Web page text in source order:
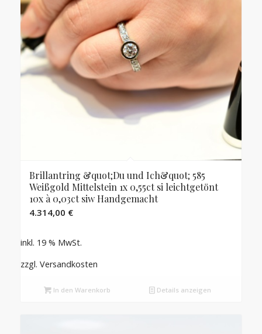
Brillantring &quot;Du und Ich&quot; 585
Weißgold Mittelstein 1x 0,55ct si leichtgetönt
10x à 0,03ct siw Handgemacht
4.314,00 €
inkl. 19 % MwSt.
zzgl. Versandkosten
In den Warenkorb Details anzeigen